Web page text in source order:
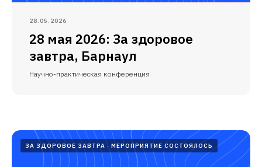
28.05.2026
28 мая 2026: За здоровое
завтра, Барнаул
Научно-практическая конференция
ЗА ЗДОРОВОЕ ЗАВТРА МЕРОПРИЯТИЕ СОСТОЯЛОСЬ